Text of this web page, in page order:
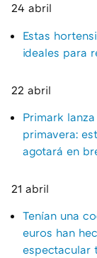
24 abril
Estas
ideales para
22 abril
Primark
primavera:
agotará en
21 abril
Tenían una
euros han
espectacular